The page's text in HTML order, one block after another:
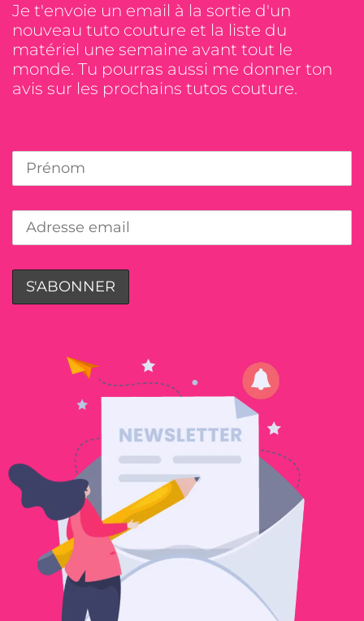
Je t'envoie un email à la sortie d'un
nouveau tuto couture et la liste du
matériel une semaine avant tout le
monde. Tu pourras aussi me donner ton
avis sur les prochains tutos couture.